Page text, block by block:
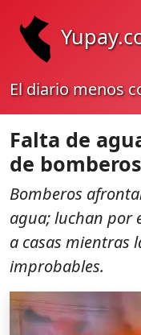
El diario menos
Falta de
de
Bomberos
agua; luchan por
a casas mientras
improbables.